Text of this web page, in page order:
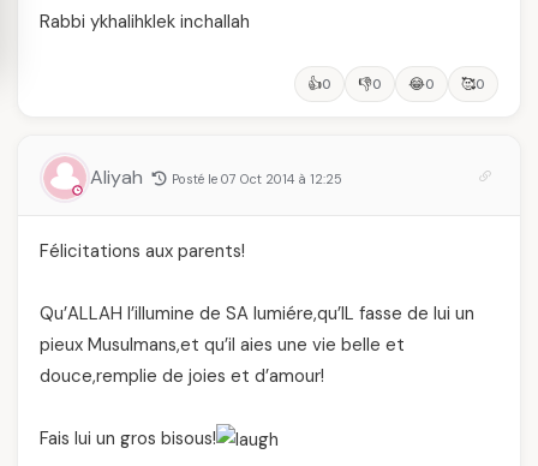
Rabbi ykhalihklek inchallah
👍0 👎0 😂0 🥰0
Aliyah Posté le 07 Oct 2014 à 12:25
Félicitations aux parents!
Qu’ALLAH l’illumine de SA lumiére,qu’IL fasse de lui un
pieux Musulmans,et qu’il aies une vie belle et
douce,remplie de joies et d’amour!
Fais lui un gros bisous!